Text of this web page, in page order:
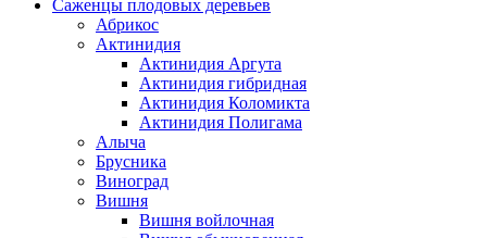
Саженцы плодовых деревьев
Абрикос
Актинидия
Актинидия Аргута
Актинидия гибридная
Актинидия Коломикта
Актинидия Полигама
Алыча
Брусника
Виноград
Вишня
Вишня войлочная